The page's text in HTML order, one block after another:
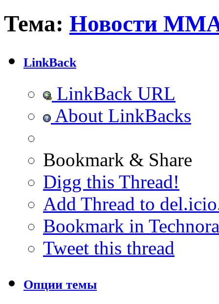
Тема: Новости
LinkBack
LinkBack URL
About LinkBacks
Bookmark & Share
Digg this Thread!
Add Thread to
Bookmark in
Tweet this thread
Опции темы